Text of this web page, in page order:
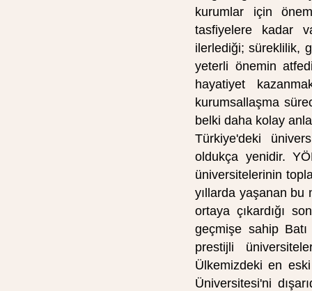
kurumlar için
tasfiyelere kadar
ilerlediği; süreklilik,
yeterli önemin
hayatiyet
kurumsallaşma
belki daha kolay
Türkiye'deki
oldukça yenidir.
üniversitelerinin
yıllarda yaşanan bu
ortaya çıkardığı
geçmişe sahip
prestijli
Ülkemizdeki en
Üniversitesi'ni